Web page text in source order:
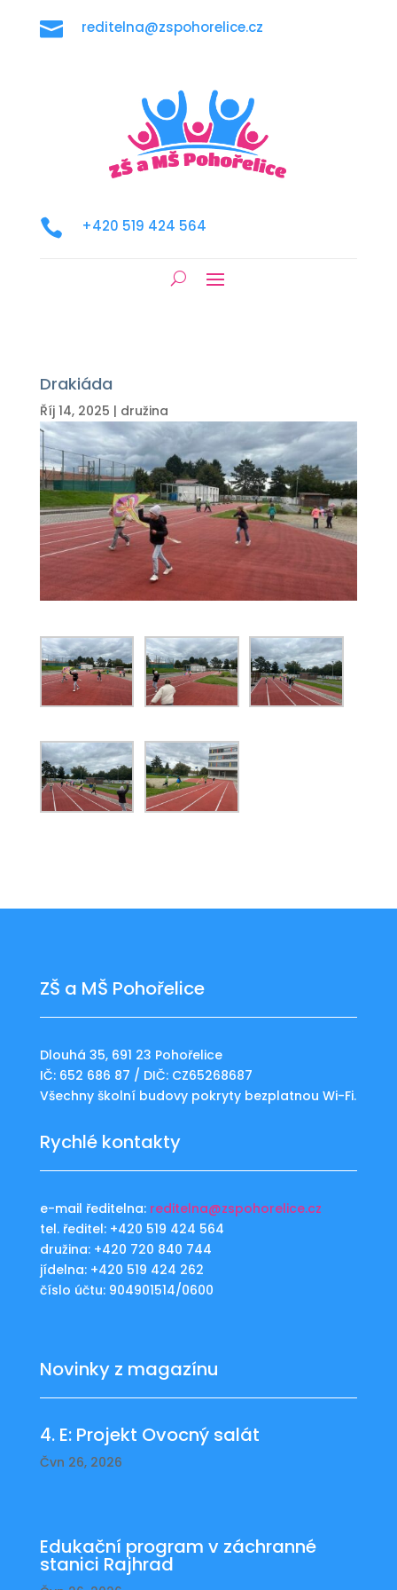
 reditelna@zspohorelice.cz
 +420 519 424 564
Drakiáda
Říj 14, 2025 | družina
ZŠ a MŠ Pohořelice
Dlouhá 35, 691 23 Pohořelice
IČ: 652 686 87 / DIČ: CZ65268687
Všechny školní budovy pokryty bezplatnou Wi-Fi.
Rychlé kontakty
e-mail ředitelna: reditelna@zspohorelice.cz
tel. ředitel: +420 519 424 564
družina: +420 720 840 744
jídelna: +420 519 424 262
číslo účtu: 904901514/0600
Novinky z magazínu
4. E: Projekt Ovocný salát
Čvn 26, 2026
Edukační program v záchranné
stanici Rajhrad